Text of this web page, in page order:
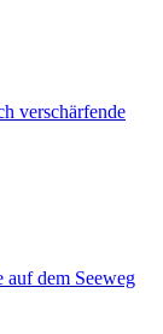
verschärfende
auf dem Seeweg